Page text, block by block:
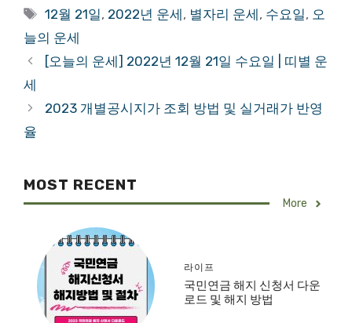
Tags
12월 21일, 2022년 운세 , 별자리 운세 , 수요일, 오
늘의 운세
[오늘의 운세] 2022년 12월 21일 수요일 | 띠별 운
세
2023 개별공시지가 조회 방법 및 실거래가 반영
율
MOST RECENT
More
라이프
국민연금 해지 신청서 다운
로드 및 해지 방법